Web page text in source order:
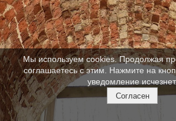
Мы используем cookies. Продолжая
соглашаетесь с этим. Нажмите на
уведомление
Согласен